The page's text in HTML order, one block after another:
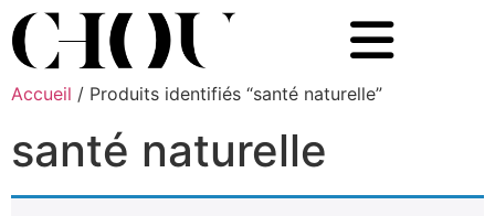
Accueil / Produits identifiés “santé naturelle”
santé naturelle